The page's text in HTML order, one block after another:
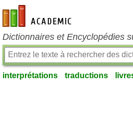
fr-academic.com
Dictionnaires et Encyclopédies
interprétations traductions